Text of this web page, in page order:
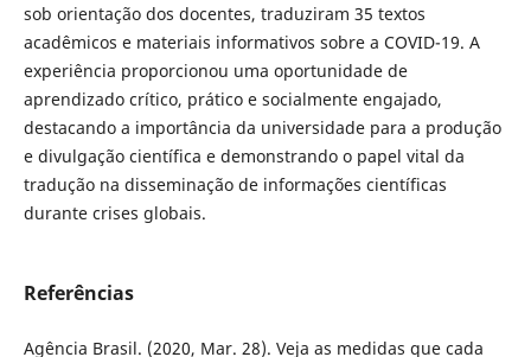
sob orientação dos docentes, traduziram 35 textos
acadêmicos e materiais informativos sobre a COVID-19. A
experiência proporcionou uma oportunidade de
aprendizado crítico, prático e socialmente engajado,
destacando a importância da universidade para a produção
e divulgação científica e demonstrando o papel vital da
tradução na disseminação de informações científicas
durante crises globais.
Referências
Agência Brasil. (2020, Mar. 28). Veja as medidas que cada